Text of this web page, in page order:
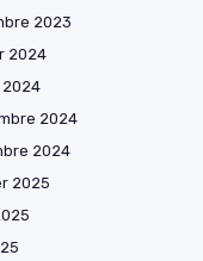
2023
2024
2024
2024
2025